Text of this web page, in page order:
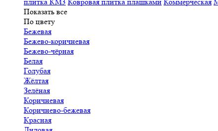
Показать все
По цвету
Бежевая
Бежево-коричневая
Бежево-чёрная
Белая
Голубая
Жёлтая
Зелёная
Коричневая
Коричнево-бежевая
Красная